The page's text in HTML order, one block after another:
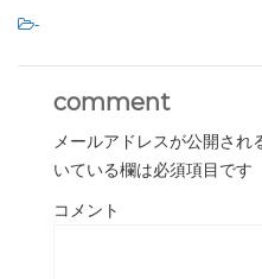
-
comment
メールアドレスが公開され
いている欄は必須項目です
コメント